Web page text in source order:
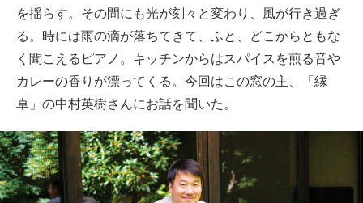
を揺らす。その間にも光が刻々と変わり、風が行き過ぎ
る。時には雨の滴が落ちてきて、ふと、どこからともな
く聞こえるピアノ。キッチンからはスパイスを煎る音や
カレーの香りが漂ってくる。今回はこの窓の主、「縁
卓」の中村英樹さんにお話を聞いた。